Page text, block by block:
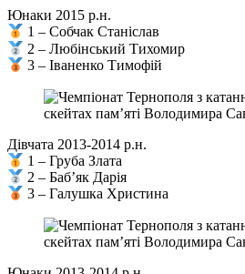
Юнаки 2015 р.н.
1 – Собчак Станіслав
2 – Любінський Тихомир
3 – Іваненко Тимофій
Дівчата 2013-2014 р.н.
1 – Груба Злата
2 – Баб’як Дарія
3 – Галушка Христина